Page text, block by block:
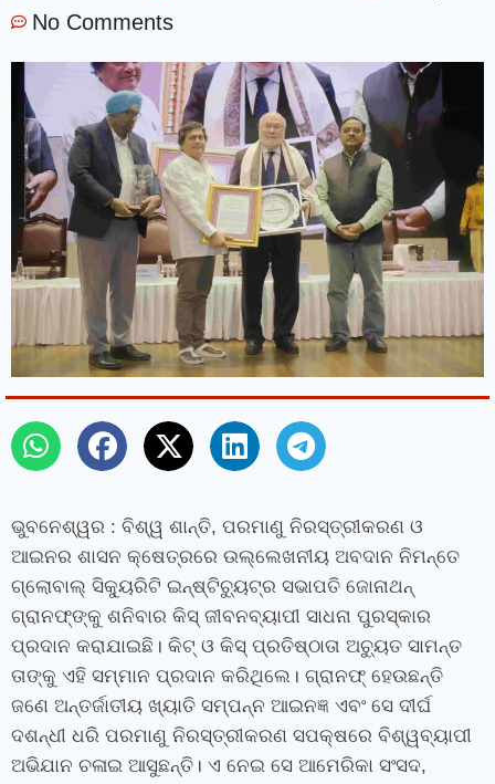
No Comments
ଭୁବନେଶ୍ୱର : ବିଶ୍ୱ ଶାନ୍ତି, ପରମାଣୁ ନିରସ୍ତ୍ରୀକରଣ ଓ
ଆଇନର ଶାସନ କ୍ଷେତ୍ରରେ ଉଲ୍ଲେଖନୀୟ ଅବଦାନ ନିମନ୍ତେ
ଗ୍ଲୋବାଲ୍‍ ସିକ୍ୟୁରିଟି ଇନ୍‍ଷ୍ଟିଚ୍ୟୁଟ୍‍ର ସଭାପତି ଜୋନାଥନ୍‍
ଗ୍ରାନଫ୍‍ଙ୍କୁ ଶନିବାର କିସ୍‍ ଜୀବନବ୍ୟାପୀ ସାଧନା ପୁରସ୍କାର
ପ୍ରଦାନ କରାଯାଇଛି। କିଟ୍‍ ଓ କିସ୍‍ ପ୍ରତିଷ୍ଠାତା ଅଚ୍ୟୁତ ସାମନ୍ତ
ତାଙ୍କୁ ଏହି ସମ୍ମାନ ପ୍ରଦାନ କରିଥିଲେ। ଗ୍ରାନଫ୍‍ ହେଉଛନ୍ତି
ଜଣେ ଅନ୍ତର୍ଜାତୀୟ ଖ୍ୟାତି ସମ୍ପନ୍ନ ଆଇନଜ୍ଞ ଏବଂ ସେ ଦୀର୍ଘ
ଦଶନ୍ଧୀ ଧରି ପରମାଣୁ ନିରସ୍ତ୍ରୀକରଣ ସପକ୍ଷରେ ବିଶ୍ୱବ୍ୟାପୀ
ଅଭିଯାନ ଚଳାଇ ଆସୁଛନ୍ତି। ଏ ନେଇ ସେ ଆମେରିକା ସଂସଦ,